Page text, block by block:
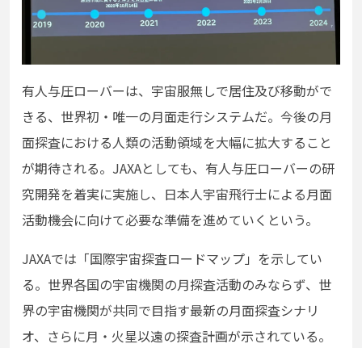
有人与圧ローバーは、宇宙服無しで居住及び移動がで
きる、世界初・唯一の月面走行システムだ。今後の月
面探査における人類の活動領域を大幅に拡大すること
が期待される。JAXAとしても、有人与圧ローバーの研
究開発を着実に実施し、日本人宇宙飛行士による月面
活動機会に向けて必要な準備を進めていくという。
JAXAでは「国際宇宙探査ロードマップ」を示してい
る。世界各国の宇宙機関の月探査活動のみならず、世
界の宇宙機関が共同で目指す最新の月面探査シナリ
オ、さらに月・火星以遠の探査計画が示されている。